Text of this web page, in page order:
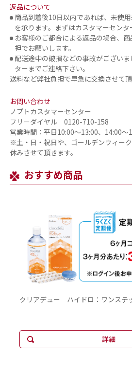
返品について
商品到着後10日以内であれば、未使
を承ります。まずはカスタマーセンタ
お客様のご都合による返品の場合、
担でお願いします。
配送途中の破損などの事故がござい
ターまでご連絡下さい。
送料など弊社負担で早急に交換させて頂
お問い合わせ
ノプトカスタマーセンター
フリーダイヤル 0120-710-158
営業時間：平日10:00～13:00、14:00～
※土・日・祝日や、ゴールデンウィー
休みさせて頂きます。
おすすめ商品
クリアデュー ハイドロ：ワンステ
詳細